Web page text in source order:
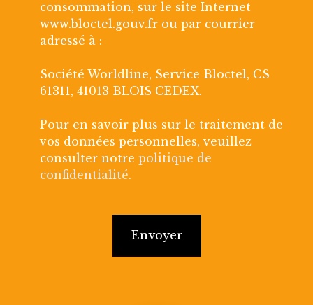
consommation, sur le site Internet
www.bloctel.gouv.fr ou par courrier
adressé à :
Société Worldline, Service Bloctel, CS
61311, 41013 BLOIS CEDEX.
Pour en savoir plus sur le traitement de
vos données personnelles, veuillez
consulter notre politique de
confidentialité.
Envoyer